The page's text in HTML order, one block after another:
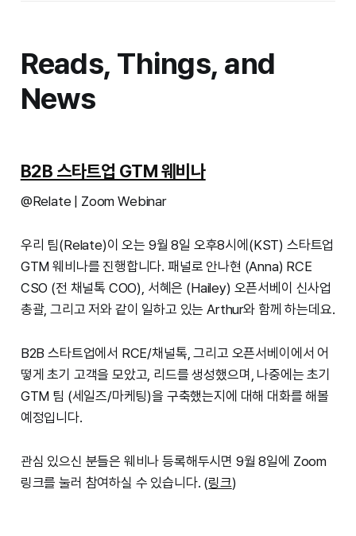
Reads, Things, and
News
B2B 스타트업 GTM 웨비나
@Relate | Zoom Webinar
우리 팀(Relate)이 오는 9월 8일 오후8시에(KST) 스타트업
GTM 웨비나를 진행합니다. 패널로 안나현 (Anna) RCE
CSO (전 채널톡 COO), 서혜은 (Hailey) 오픈서베이 신사업
총괄, 그리고 저와 같이 일하고 있는 Arthur와 함께 하는데요.
B2B 스타트업에서 RCE/채널톡, 그리고 오픈서베이에서 어
떻게 초기 고객을 모았고, 리드를 생성했으며, 나중에는 초기
GTM 팀 (세일즈/마케팅)을 구축했는지에 대해 대화를 해볼
예정입니다.
관심 있으신 분들은 웨비나 등록해두시면 9월 8일에 Zoom
링크를 눌러 참여하실 수 있습니다. (링크)